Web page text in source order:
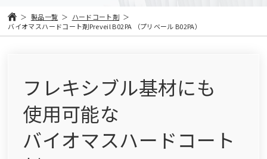
製品一覧
ハードコート剤
バイオマスハードコート剤Preveil B02PA （プリベール B02PA）
フレキシブル基材にも
使用可能な
バイオマスハードコート